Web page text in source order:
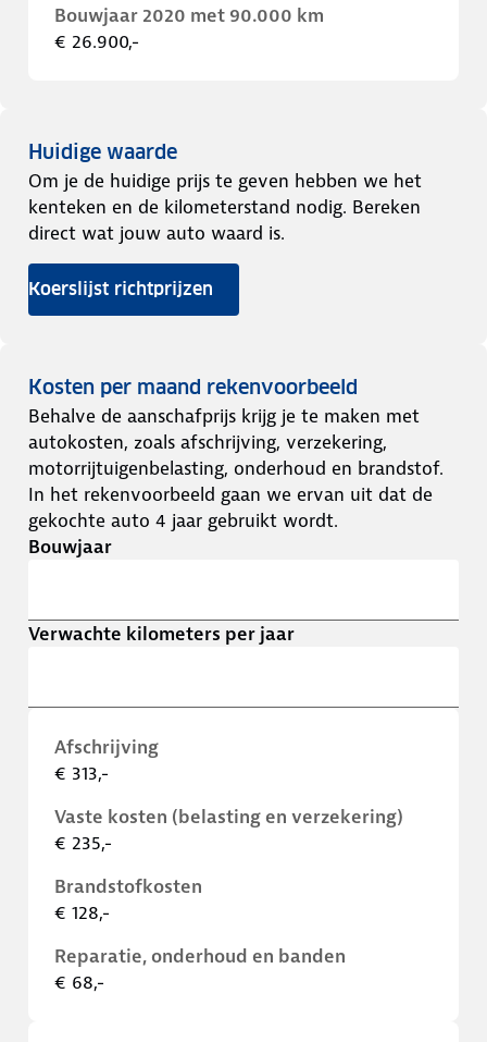
Bouwjaar 2020 met 90.000 km
€ 26.900,-
Huidige waarde
Om je de huidige prijs te geven hebben we het
kenteken en de kilometerstand nodig. Bereken
direct wat jouw auto waard is.
Koerslijst richtprijzen
Kosten per maand rekenvoorbeeld
Behalve de aanschafprijs krijg je te maken met
autokosten, zoals afschrijving, verzekering,
motorrijtuigenbelasting, onderhoud en brandstof.
In het rekenvoorbeeld gaan we ervan uit dat de
gekochte auto 4 jaar gebruikt wordt.
Bouwjaar
Verwachte kilometers per jaar
Afschrijving
€ 313,-
Vaste kosten (belasting en verzekering)
€ 235,-
Brandstofkosten
€ 128,-
Reparatie, onderhoud en banden
€ 68,-